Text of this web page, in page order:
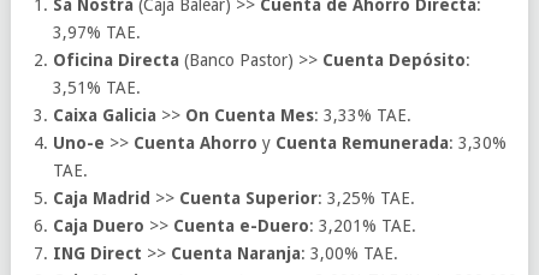
Sa Nostra (Caja Balear) >> Cuenta de Ahorro Directa:
3,97% TAE.
Oficina Directa (Banco Pastor) >> Cuenta Depósito:
3,51% TAE.
Caixa Galicia >> On Cuenta Mes: 3,33% TAE.
Uno-e >> Cuenta Ahorro y Cuenta Remunerada: 3,30%
TAE.
Caja Madrid >> Cuenta Superior: 3,25% TAE.
Caja Duero >> Cuenta e-Duero: 3,201% TAE.
ING Direct >> Cuenta Naranja: 3,00% TAE.